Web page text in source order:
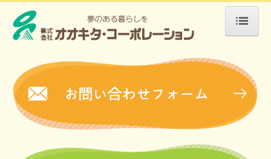
会社案内
介護事業
グループホーム